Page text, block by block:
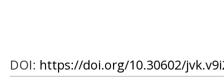
DOI: https://doi.org/10.30602/